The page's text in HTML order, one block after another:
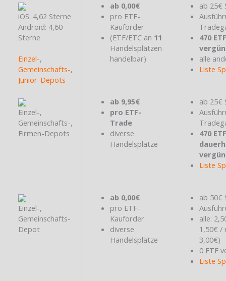
iOS: 4,62 Sterne
Android: 4,60
Sterne
Einzel-,
Gemeinschafts-,
Junior-Depots
ab 0,00€
pro ETF-
Kauforder
(ETF/ETC an 11
Handelsplätzen
handelbar)
ab 25€
470
alle
Liste
Einzel-,
Gemeinschafts-,
Firmen-Depots
ab 9,95€
pro ETF-
Trade
diverse
Handelsplätze
ab 25€
470
Liste
Einzel-,
Gemeinschafts-
Depot
ab 0,00€
pro ETF-
Kauforder
diverse
Handelsplätze
ab 50€
alle:
1,50€ /
3,00€)
0 ETF
Liste